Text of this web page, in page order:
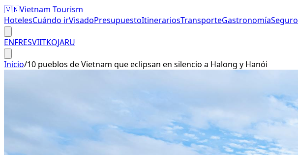
🇻🇳Vietnam Tourism
HotelesCuándo irVisadoPresupuestoItinerariosTransporteGastronomíaSeguro
ENFRESVIITKOJARU
Inicio/10 pueblos de Vietnam que eclipsan en silencio a Halong y Hanói